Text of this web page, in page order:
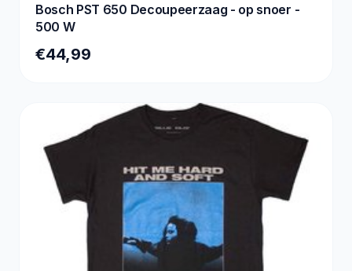
Bosch PST 650 Decoupeerzaag - op snoer -
500 W
€44,99